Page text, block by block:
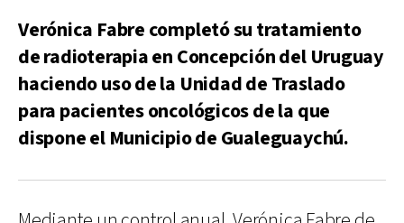
Verónica Fabre completó su tratamiento
de radioterapia en Concepción del Uruguay
haciendo uso de la Unidad de Traslado
para pacientes oncológicos de la que
dispone el Municipio de Gualeguaychú.